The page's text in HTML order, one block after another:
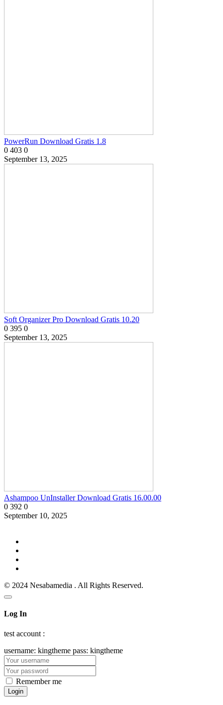
PowerRun Download Gratis 1.8
0 403 0
September 13, 2025
Soft Organizer Pro Download Gratis 10.20
0 395 0
September 13, 2025
Ashampoo UnInstaller Download Gratis 16.00.00
0 392 0
September 10, 2025
© 2024 Nesabamedia . All Rights Reserved.
Log In
test account :
username: kingtheme pass: kingtheme
Remember me